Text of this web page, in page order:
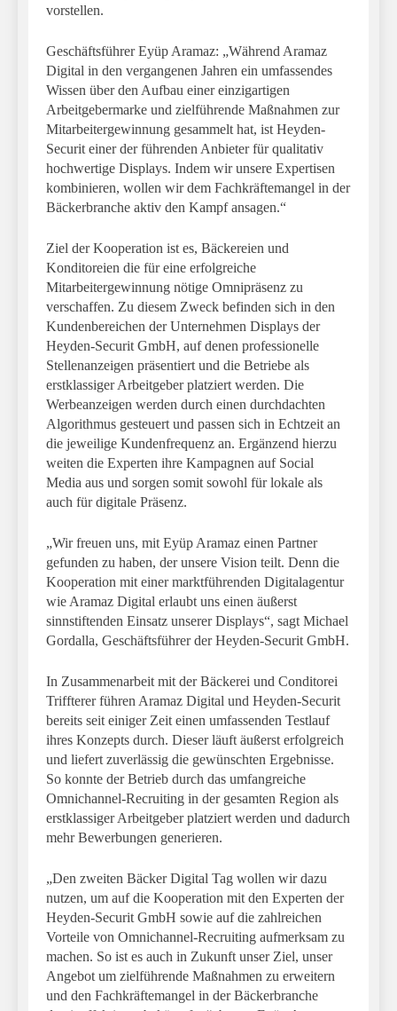
vorstellen.
Geschäftsführer Eyüp Aramaz: „Während Aramaz
Digital in den vergangenen Jahren ein umfassendes
Wissen über den Aufbau einer einzigartigen
Arbeitgebermarke und zielführende Maßnahmen zur
Mitarbeitergewinnung gesammelt hat, ist Heyden-
Securit einer der führenden Anbieter für qualitativ
hochwertige Displays. Indem wir unsere Expertisen
kombinieren, wollen wir dem Fachkräftemangel in der
Bäckerbranche aktiv den Kampf ansagen.“
Ziel der Kooperation ist es, Bäckereien und
Konditoreien die für eine erfolgreiche
Mitarbeitergewinnung nötige Omnipräsenz zu
verschaffen. Zu diesem Zweck befinden sich in den
Kundenbereichen der Unternehmen Displays der
Heyden-Securit GmbH, auf denen professionelle
Stellenanzeigen präsentiert und die Betriebe als
erstklassiger Arbeitgeber platziert werden. Die
Werbeanzeigen werden durch einen durchdachten
Algorithmus gesteuert und passen sich in Echtzeit an
die jeweilige Kundenfrequenz an. Ergänzend hierzu
weiten die Experten ihre Kampagnen auf Social
Media aus und sorgen somit sowohl für lokale als
auch für digitale Präsenz.
„Wir freuen uns, mit Eyüp Aramaz einen Partner
gefunden zu haben, der unsere Vision teilt. Denn die
Kooperation mit einer marktführenden Digitalagentur
wie Aramaz Digital erlaubt uns einen äußerst
sinnstiftenden Einsatz unserer Displays“, sagt Michael
Gordalla, Geschäftsführer der Heyden-Securit GmbH.
In Zusammenarbeit mit der Bäckerei und Conditorei
Triffterer führen Aramaz Digital und Heyden-Securit
bereits seit einiger Zeit einen umfassenden Testlauf
ihres Konzepts durch. Dieser läuft äußerst erfolgreich
und liefert zuverlässig die gewünschten Ergebnisse.
So konnte der Betrieb durch das umfangreiche
Omnichannel-Recruiting in der gesamten Region als
erstklassiger Arbeitgeber platziert werden und dadurch
mehr Bewerbungen generieren.
„Den zweiten Bäcker Digital Tag wollen wir dazu
nutzen, um auf die Kooperation mit den Experten der
Heyden-Securit GmbH sowie auf die zahlreichen
Vorteile von Omnichannel-Recruiting aufmerksam zu
machen. So ist es auch in Zukunft unser Ziel, unser
Angebot um zielführende Maßnahmen zu erweitern
und den Fachkräftemangel in der Bäckerbranche